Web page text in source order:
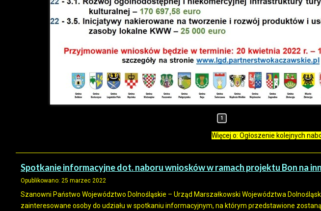
1
Więcej o: Ogłoszenie kolejnych
Spotkanie informacyjne dot. naboru wniosków w ramach projektu Bon na
Opublikowano: 25 marzec 2022
Szanowni Państwo Województwo Dolnośląskie – Urząd Marszałkowski Województwa
zainteresowane osoby do udziału w spotkaniu informacyjnym, na którym przedstawione